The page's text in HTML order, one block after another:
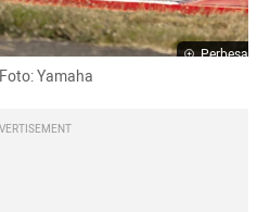
Perbesar
Yamaha